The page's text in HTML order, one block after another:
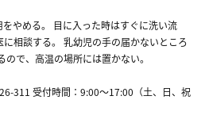
やめる。 目に入った時はすぐに洗い流
相談する。 乳幼児の手の届かないところ
で、高温の場所には置かない。
311 受付時間：9:00～17:00（土、日、祝